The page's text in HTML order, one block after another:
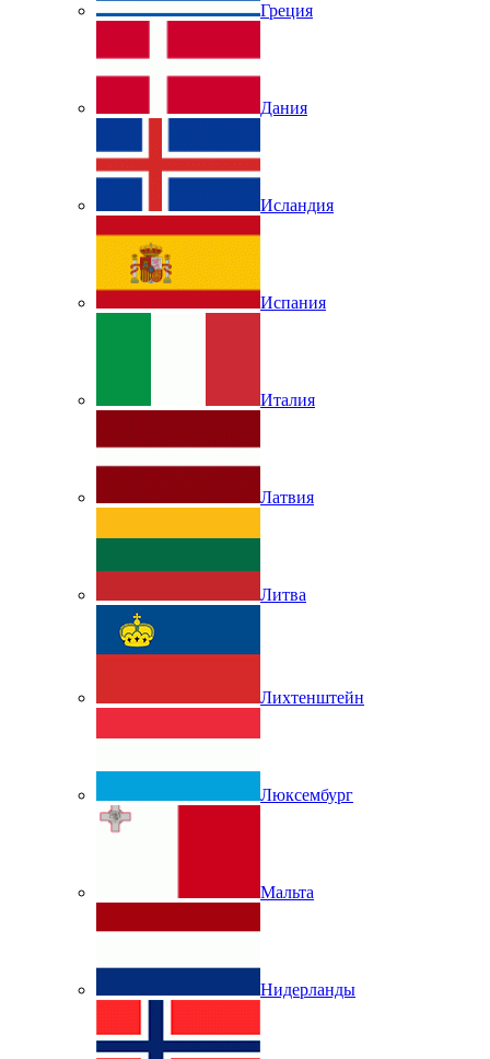
Греция
Дания
Исландия
Испания
Италия
Латвия
Литва
Лихтенштейн
Люксембург
Мальта
Нидерланды